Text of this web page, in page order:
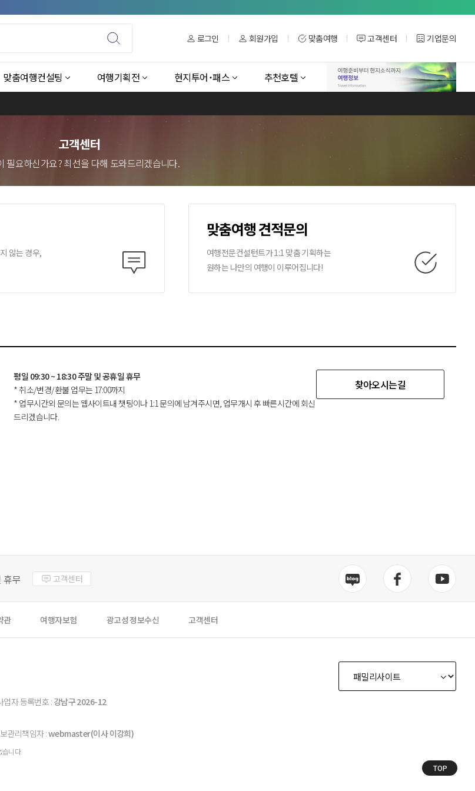
로그인 회원가입 맞춤여행 고객센터 기업문의
맞춤여행컨설팅 여행기획전 현지투어˙패스 추천호텔
고객센터
필요하신가요? 최선을 다해 도와드리겠습니다.
않는 경우,
맞춤여행견적문의
여행전문컨설턴트가 1:1 맞춤 기획하는
원하는 나만의 여행이 이루어집니다!
평일 09:30 ~ 18:30 주말 및 공휴일 휴무
* 취소/변경/환불 업무는 17:00까지
* 업무시간외 문의는 웹사이트내 챗팅이나 1:1 문의에 남겨주시면, 업무개시 후 빠른시간에 회신
드리겠습니다.
찾아오시는길
TOP
휴무 고객센터
관 여행자보험 광고성 정보수신 고객센터
업자 등록번호 : 강남구 2026-12
관리책임자 :webmaster(이사 이강희)
니다.